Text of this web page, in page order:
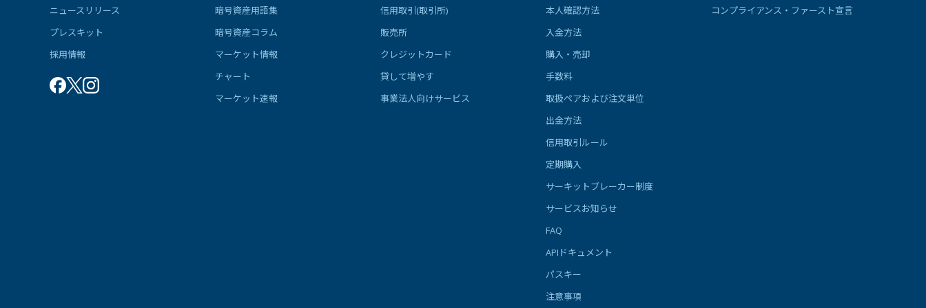
ニュースリリース
プレスキット
採用情報
暗号資産用語集
暗号資産コラム
マーケット情報
チャート
マーケット速報
信用取引(取引所)
販売所
クレジットカード
貸して増やす
事業法人向けサービス
本人確認方法
入金方法
購入・売却
手数料
取扱ペアおよび注文単位
出金方法
信用取引ルール
定期購入
サーキットブレーカー制度
サービスお知らせ
FAQ
APIドキュメント
パスキー
注意事項
コンプライアンス・ファースト宣言